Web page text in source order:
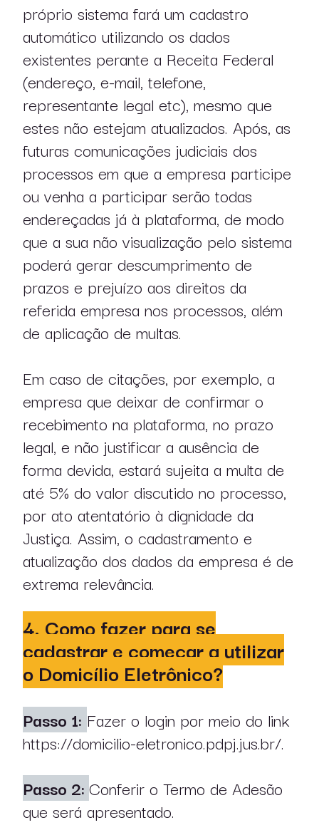
pt en
próprio sistema fará um cadastro
automático utilizando os dados
existentes perante a Receita Federal
(endereço, e-mail, telefone,
representante legal etc), mesmo que
estes não estejam atualizados. Após, as
futuras comunicações judiciais dos
processos em que a empresa participe
ou venha a participar serão todas
endereçadas já à plataforma, de modo
que a sua não visualização pelo sistema
poderá gerar descumprimento de
prazos e prejuízo aos direitos da
referida empresa nos processos, além
de aplicação de multas.
Em caso de citações, por exemplo, a
empresa que deixar de confirmar o
recebimento na plataforma, no prazo
legal, e não justificar a ausência de
forma devida, estará sujeita a multa de
até 5% do valor discutido no processo,
por ato atentatório à dignidade da
Justiça. Assim, o cadastramento e
atualização dos dados da empresa é de
extrema relevância.
4. Como fazer para se
cadastrar e começar a utilizar
o Domicílio Eletrônico?
Passo 1: Fazer o login por meio do link
https://domicilio-eletronico.pdpj.jus.br/.
Passo 2:Conferir o Termo de Adesão
que será apresentado.